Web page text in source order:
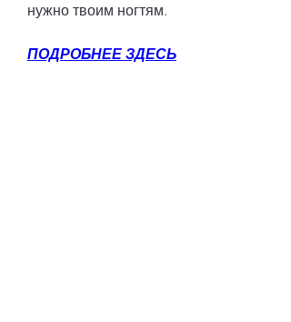
нужно твоим ногтям.
ПОДРОБНЕЕ ЗДЕСЬ